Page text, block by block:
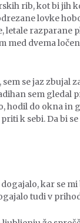
rib, kot bi jih
lovke
letale razparane
med dvema
sem se jaz zbujal
sem gledal
hodil do okna in
k sebi. Da bi
kar se
tudi v